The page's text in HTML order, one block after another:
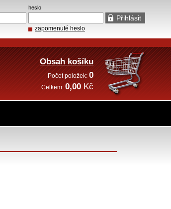
heslo
zapomenuté heslo
Obsah košíku
Počet položek:0
Celkem: 0,00 Kč